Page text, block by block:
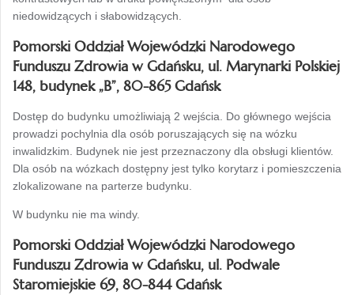
niedowidzących i słabowidzących.
Pomorski Oddział Wojewódzki Narodowego
Funduszu Zdrowia w Gdańsku, ul. Marynarki Polskiej
148, budynek „B”, 80-865 Gdańsk
Dostęp do budynku umożliwiają 2 wejścia. Do głównego wejścia
prowadzi pochylnia dla osób poruszających się na wózku
inwalidzkim. Budynek nie jest przeznaczony dla obsługi klientów.
Dla osób na wózkach dostępny jest tylko korytarz i pomieszczenia
zlokalizowane na parterze budynku.
W budynku nie ma windy.
Pomorski Oddział Wojewódzki Narodowego
Funduszu Zdrowia w Gdańsku, ul. Podwale
Staromiejskie 69, 80-844 Gdańsk